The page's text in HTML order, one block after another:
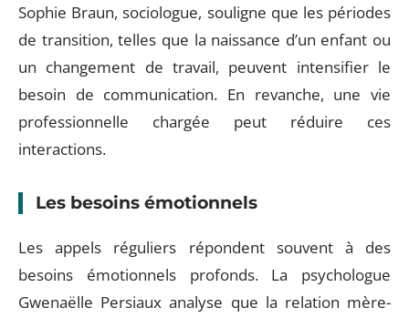
Sophie Braun, sociologue, souligne que les périodes
de transition, telles que la naissance d’un enfant ou
un changement de travail, peuvent intensifier le
besoin de communication. En revanche, une vie
professionnelle chargée peut réduire ces
interactions.
Les besoins émotionnels
Les appels réguliers répondent souvent à des
besoins émotionnels profonds. La psychologue
Gwenaëlle Persiaux analyse que la relation mère-